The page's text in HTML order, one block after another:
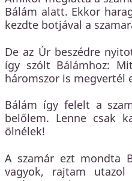
Bálám alatt. Ekkor
kezdte botjával a
De az Úr beszédre
így szólt Bálámhoz:
háromszor is megvertél
Bálám így felelt a
belőlem. Lenne csak
ölnélek!
A szamár ezt mondta
vagyok, rajtam